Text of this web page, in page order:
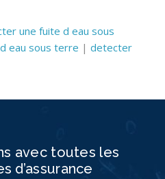
une fuite d eau sous
eau sous terre | detecter
avec toutes les
d’assurance